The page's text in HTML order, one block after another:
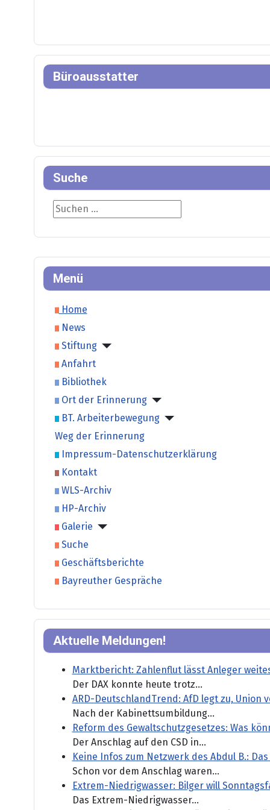
Menü
Home
News
Stiftung
Anfahrt
Bibliothek
Ort der Erinnerung
BT. Arbeiterbewegung
Weg der Erinnerung
Impressum-Datenschutzerklärung
Kontakt
WLS-Archiv
HP-Archiv
Galerie
Suche
Geschäftsberichte
Bayreuther Gespräche
Aktuelle Meldungen!
Marktbericht: Zahlenflut lässt Anleger
Der DAX konnte heute trotz...
ARD-DeutschlandTrend: AfD legt zu, Union
Nach der Kabinettsumbildung...
Reform des Gewaltschutzgesetzes: Was
Der Anschlag auf den CSD in...
Keine Infos zum Netzwerk des Abdul B.:
Schon vor dem Anschlag waren...
Extrem-Niedrigwasser: Bilger will
Das Extrem-Niedrigwasser...
Büroausstatter
Suche
Suche